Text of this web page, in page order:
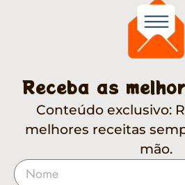
Receba as
Conteúdo exclusivo:
melhores receitas
mão.